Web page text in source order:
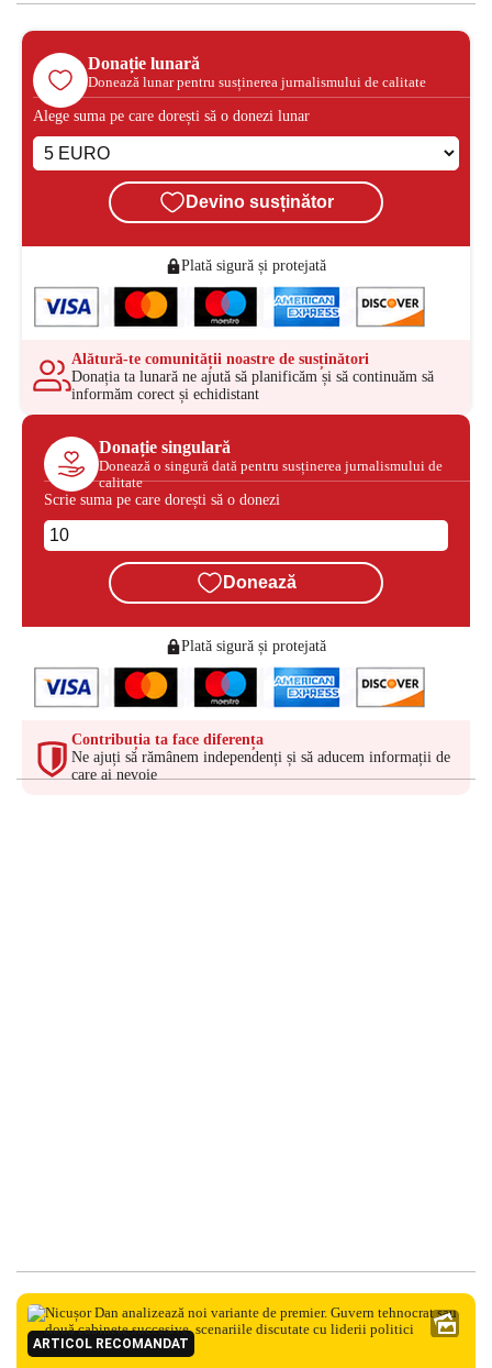
Donație lunară
Donează lunar pentru susținerea jurnalismului de calitate
Alege suma pe care dorești să o donezi lunar
Devino susținător
Plată sigură și protejată
Alătură-te comunității noastre de susținători
Donația ta lunară ne ajută să planificăm și să continuăm să
informăm corect și echidistant
Donație singulară
Donează o singură dată pentru susținerea jurnalismului de
calitate
Scrie suma pe care dorești să o donezi
Donează
Plată sigură și protejată
Contribuția ta face diferența
Ne ajuți să rămânem independenți și să aducem informații de
care ai nevoie
ARTICOL RECOMANDAT